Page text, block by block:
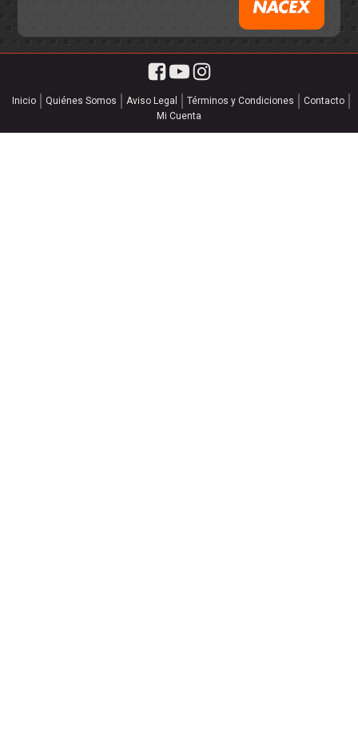
Inicio Quiénes Somos Aviso Legal Términos y Condiciones
Contacto
Mi Cuenta